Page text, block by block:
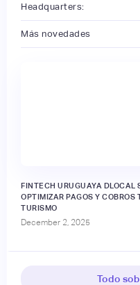
Headquarters:
Más novedades
FINTECH URUGUAYA DLOCAL
OPTIMIZAR PAGOS Y COBROS
TURISMO
December 2, 2025
Todo